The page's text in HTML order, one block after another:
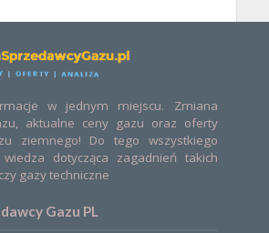
w jednym miejscu. Zmiana
aktualne ceny gazu oraz oferty
ziemnego! Do tego wszystkiego
wiedza dotycząca zagadnień takich
gazy techniczne
Gazu PL